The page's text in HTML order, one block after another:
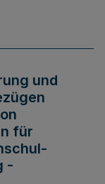
und
für
-